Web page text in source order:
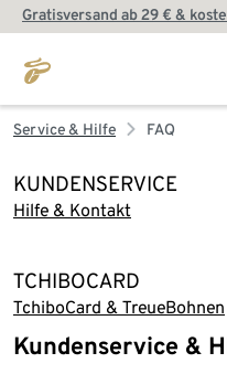
Gratisversand ab 29 € &
Service & Hilfe FAQ
KUNDENSERVICE
Hilfe & Kontakt
TCHIBOCARD
TchiboCard & TreueBohnen
Kundenservice &